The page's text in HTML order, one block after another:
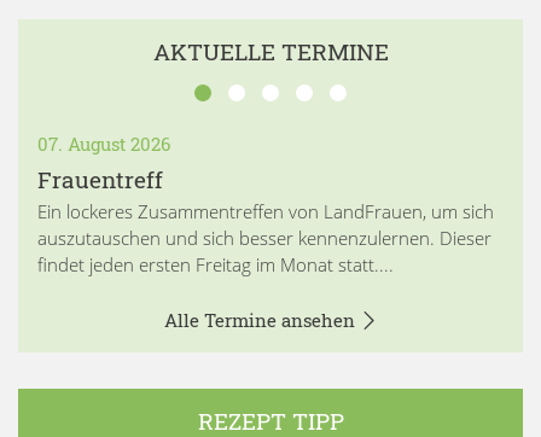
AKTUELLE TERMINE
07. August 2026
Frauentreff
Ein lockeres Zusammentreffen von LandFrauen, um sich
auszutauschen und sich besser kennenzulernen. Dieser
findet jeden ersten Freitag im Monat statt....
Alle Termine ansehen
REZEPT TIPP